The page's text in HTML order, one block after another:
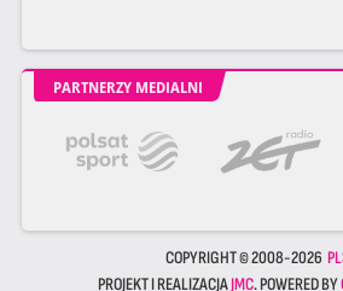
PARTNERZY MEDIALNI
COPYRIGHT © 2008-2026
PROJEKT I REALIZACJAJMC. POWERED BY